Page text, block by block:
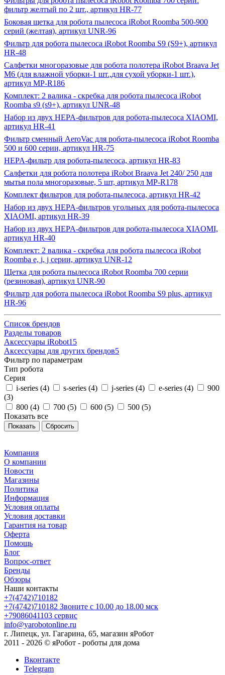
фильтр желтый по 2 шт., артикул HR-77
Боковая щетка для робота пылесоса iRobot Roomba 500-900
серий (желтая), артикул UNR-96
Фильтр для робота пылесоса iRobot Roomba S9 (S9+), артикул
HR-48
Салфетки многоразовые для робота полотера iRobot Braava Jet
M6 (для влажной уборки-1 шт.,для сухой уборки-1 шт.),
артикул MP-R186
Комплект: 2 валика - скребка для робота пылесоса iRobot
Roomba s9 (s9+), артикул UNR-48
Набор из двух HEPA-фильтров для робота-пылесоса XIAOMI,
артикул HR-41
Фильтр сменный AeroVac для робота-пылесоса iRobot Roomba
500 и 600 серии, артикул HR-75
HEPA-фильтр для робота-пылесоса, артикул HR-83
Салфетки для робота полотера iRobot Braava Jet 240/ 250 для
мытья пола многоразовые, 5 шт, артикул MP-R178
Комплект фильтров для робота-пылесоса, артикул HR-42
Набор из двух HEPA-фильтров угольных для робота-пылесоса
XIAOMI, артикул HR-39
Набор из двух HEPA-фильтров для робота-пылесоса XIAOMI,
артикул HR-40
Комплект: 2 валика - скребка для робота пылесоса iRobot
Roomba e, i, j серии, артикул UNR-12
Щетка для робота пылесоса iRobot Roomba 700 серии
(резиновая), артикул UNR-90
Фильтр для робота пылесоса iRobot Roomba S9 plus, артикул
HR-96
Список брендов
Разделы товаров
Аксессуары iRobot15
Аксессуары для других брендов5
Фильтр по параметрам
Тип робота
Серия
i-series (4) s-series (4) j-series (4) e-series (4)
900
(3)
800 (4) 700 (5) 600 (5) 500 (5)
Показать все
Сбросить
Компания
О компании
Новости
Магазины
Политика
Информация
Условия оплаты
Условия доставки
Гарантия на товар
Оферта
Помощь
Блог
Вопрос-ответ
Бренды
Обзоры
Наши контакты
+7(4742)710182
+7(4742)710182 Звоните с 10.00 до 18.00 мск
+79086041103 сервис
info@yarobotonline.ru
г. Липецк, ул. Гагарина, 65, магазин яРобот
2011 - 2026 © яРобот - роботы для дома
Вконтакте
Telegram